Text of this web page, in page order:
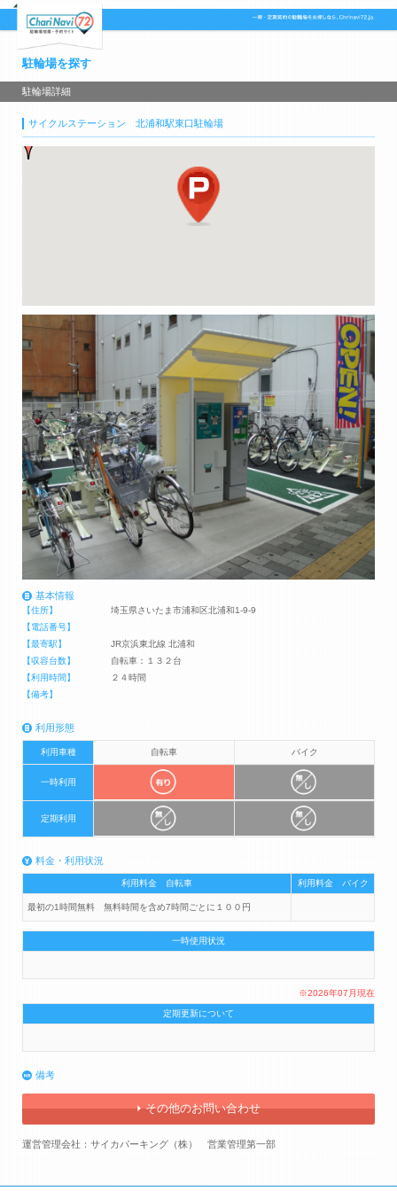
駐輪場を探す
駐輪場詳細
サイクルステーション 北浦和駅東口駐輪場
基本情報
【住所】
埼玉県さいたま市浦和区北浦和1-9-9
【電話番号】
【最寄駅】
JR京浜東北線 北浦和
【収容台数】
自転車：１３２台
【利用時間】
２４時間
【備考】
利用形態
利用車種 自転車 バイク
一時利用
定期利用
料金・利用状況
利用料金 自転車 利用料金 バイク
最初の1時間無料 無料時間を含め7時間ごとに１００円
一時使用状況
※2026年07月現在
定期更新について
備考
その他のお問い合わせ
運営管理会社：サイカパーキング（株） 営業管理第一部